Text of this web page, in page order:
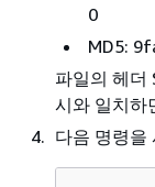
0
MD5:
파일의 헤더
시와 일치하
다음 명령을